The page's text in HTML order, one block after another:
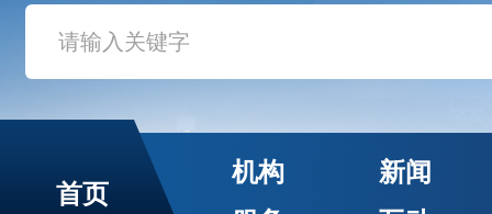
首页
机构
新闻